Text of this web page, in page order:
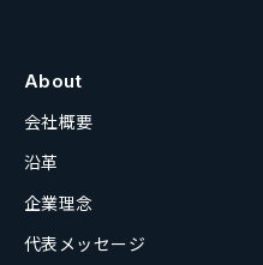
About
会社概要
沿革
企業理念
代表メッセージ